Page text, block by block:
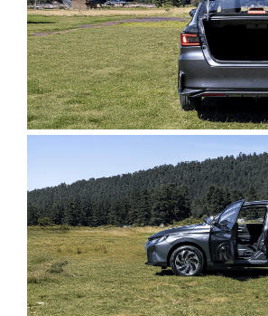
Clic
para
agrandar
foto